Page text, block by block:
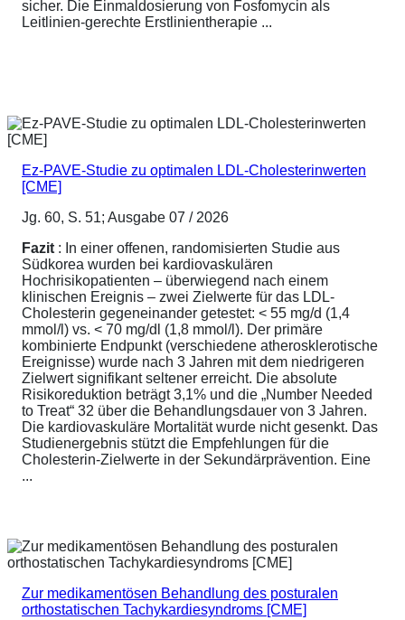
sicher. Die Einmaldosierung von Fosfomycin als
Leitlinien-gerechte Erstlinientherapie ...
Ez-PAVE-Studie zu optimalen LDL-Cholesterinwerten
[CME]
Jg. 60, S. 51; Ausgabe 07 / 2026
Fazit : In einer offenen, randomisierten Studie aus
Südkorea wurden bei kardiovaskulären
Hochrisikopatienten – überwiegend nach einem
klinischen Ereignis – zwei Zielwerte für das LDL-
Cholesterin gegeneinander getestet: < 55 mg/d (1,4
mmol/l) vs. < 70 mg/dl (1,8 mmol/l). Der primäre
kombinierte Endpunkt (verschiedene atherosklerotische
Ereignisse) wurde nach 3 Jahren mit dem niedrigeren
Zielwert signifikant seltener erreicht. Die absolute
Risikoreduktion beträgt 3,1% und die „Number Needed
to Treat“ 32 über die Behandlungsdauer von 3 Jahren.
Die kardiovaskuläre Mortalität wurde nicht gesenkt. Das
Studienergebnis stützt die Empfehlungen für die
Cholesterin-Zielwerte in der Sekundärprävention. Eine
...
Zur medikamentösen Behandlung des posturalen
orthostatischen Tachykardiesyndroms [CME]